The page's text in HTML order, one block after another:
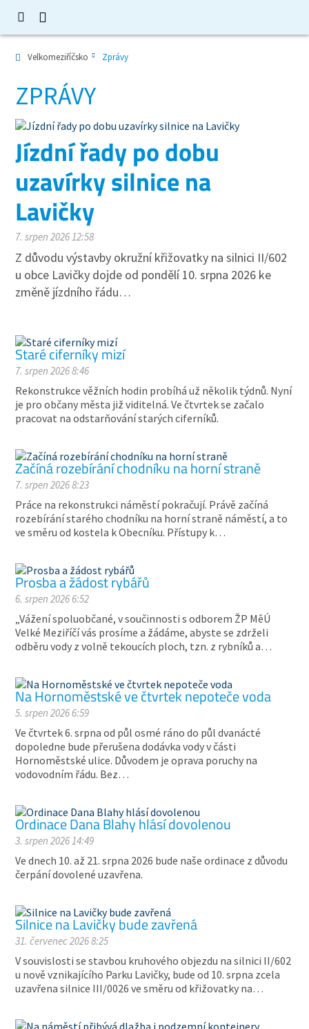
Velkomeziříčsko Zprávy
ZPRÁVY
Jízdní řady po dobu
uzavírky silnice na
Lavičky
7. srpen 2026 12:58
Z důvodu výstavby okružní křižovatky na silnici II/602
u obce Lavičky dojde od pondělí 10. srpna 2026 ke
změně jízdního řádu…
Staré ciferníky mizí
7. srpen 2026 8:46
Rekonstrukce věžních hodin probíhá už několik týdnů. Nyní
je pro občany města již viditelná. Ve čtvrtek se začalo
pracovat na odstarňování starých ciferníků.
Začíná rozebírání chodníku na horní straně
7. srpen 2026 8:23
Práce na rekonstrukci náměstí pokračují. Právě začíná
rozebírání starého chodníku na horní straně náměstí, a to
ve směru od kostela k Obecníku. Přístupy k…
Prosba a žádost rybářů
6. srpen 2026 6:52
„Vážení spoluobčané, v součinnosti s odborem ŽP MěÚ
Velké Meziříčí vás prosíme a žádáme, abyste se zdrželi
odběru vody z volně tekoucích ploch, tzn. z rybníků a…
Na Hornoměstské ve čtvrtek nepoteče voda
5. srpen 2026 6:59
Ve čtvrtek 6. srpna od půl osmé ráno do půl dvanácté
dopoledne bude přerušena dodávka vody v části
Hornoměstské ulice. Důvodem je oprava poruchy na
vodovodním řádu. Bez…
Ordinace Dana Blahy hlásí dovolenou
3. srpen 2026 14:49
Ve dnech 10. až 21. srpna 2026 bude naše ordinace z důvodu
čerpání dovolené uzavřena.
Silnice na Lavičky bude zavřená
31. červenec 2026 8:25
V souvislosti se stavbou kruhového objezdu na silnici II/602
u nově vznikajícího Parku Lavičky, bude od 10. srpna zcela
uzavřena silnice III/0026 ve směru od křižovatky na…